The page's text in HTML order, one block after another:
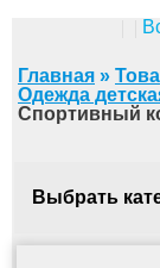
Главная »
Одежда
Спортивный
Выбрать